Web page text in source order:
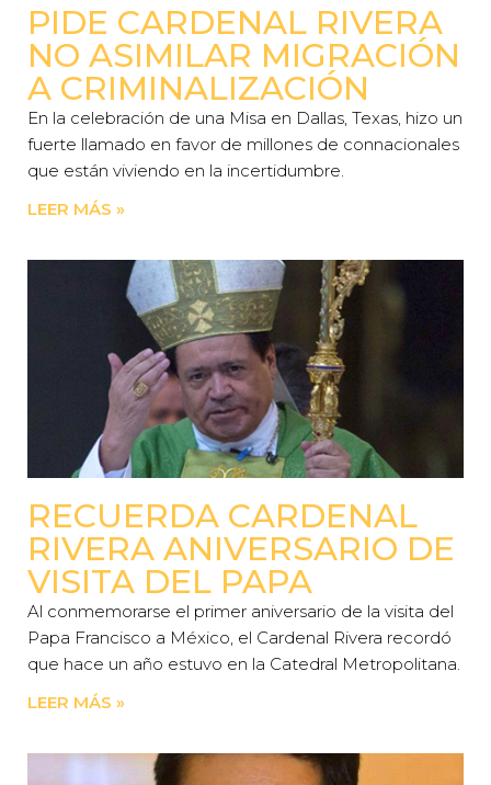
PIDE CARDENAL RIVERA
NO ASIMILAR MIGRACIÓN
A CRIMINALIZACIÓN
En la celebración de una Misa en Dallas, Texas, hizo un
fuerte llamado en favor de millones de connacionales
que están viviendo en la incertidumbre.
LEER MÁS »
RECUERDA CARDENAL
RIVERA ANIVERSARIO DE
VISITA DEL PAPA
Al conmemorarse el primer aniversario de la visita del
Papa Francisco a México, el Cardenal Rivera recordó
que hace un año estuvo en la Catedral Metropolitana.
LEER MÁS »